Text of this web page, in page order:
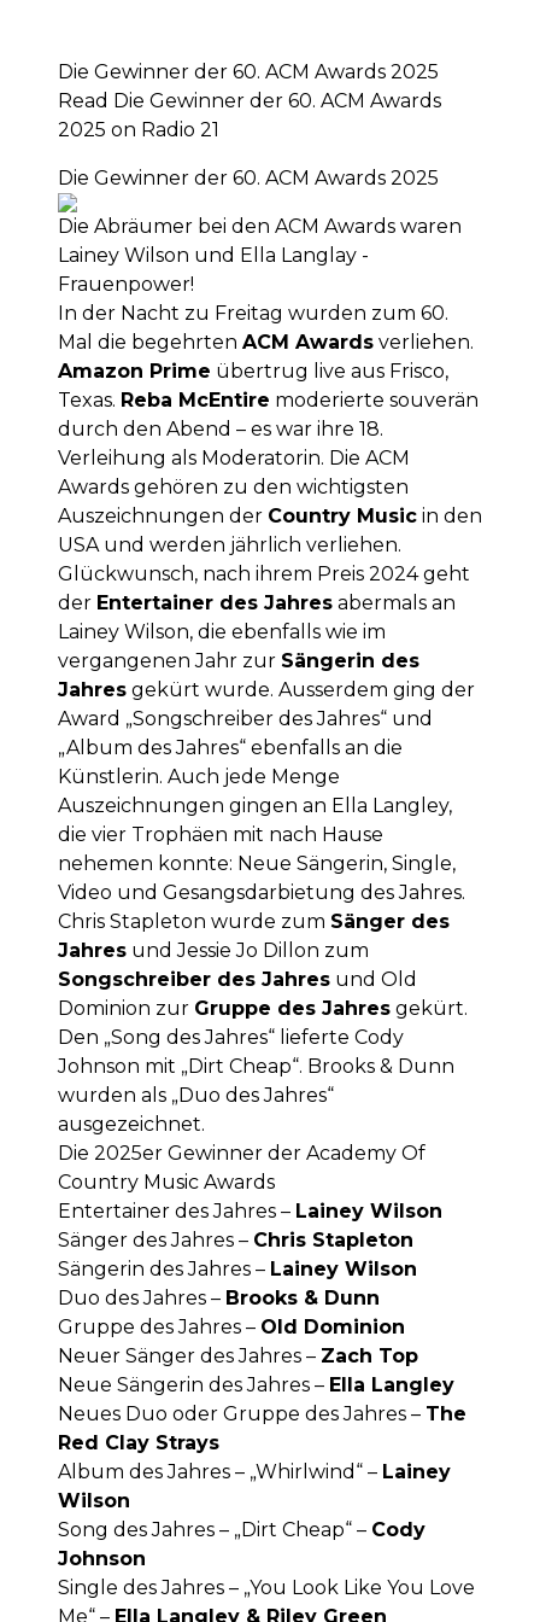
Die Gewinner der 60. ACM Awards 2025
Read Die Gewinner der 60. ACM Awards
2025 on Radio 21
Die Gewinner der 60. ACM Awards 2025
Die Abräumer bei den ACM Awards waren
Lainey Wilson und Ella Langlay -
Frauenpower!
In der Nacht zu Freitag wurden zum 60.
Mal die begehrten ACM Awards verliehen.
Amazon Prime übertrug live aus Frisco,
Texas. Reba McEntire moderierte souverän
durch den Abend – es war ihre 18.
Verleihung als Moderatorin. Die ACM
Awards gehören zu den wichtigsten
Auszeichnungen der Country Music in den
USA und werden jährlich verliehen.
Glückwunsch, nach ihrem Preis 2024 geht
der Entertainer des Jahres abermals an
Lainey Wilson, die ebenfalls wie im
vergangenen Jahr zur Sängerin des
Jahres gekürt wurde. Ausserdem ging der
Award „Songschreiber des Jahres“ und
„Album des Jahres“ ebenfalls an die
Künstlerin. Auch jede Menge
Auszeichnungen gingen an Ella Langley,
die vier Trophäen mit nach Hause
nehemen konnte: Neue Sängerin, Single,
Video und Gesangsdarbietung des Jahres.
Chris Stapleton wurde zum Sänger des
Jahres und Jessie Jo Dillon zum
Songschreiber des Jahres und Old
Dominion zur Gruppe des Jahres gekürt.
Den „Song des Jahres“ lieferte Cody
Johnson mit „Dirt Cheap“. Brooks & Dunn
wurden als „Duo des Jahres“
ausgezeichnet.
Die 2025er Gewinner der Academy Of
Country Music Awards
Entertainer des Jahres – Lainey Wilson
Sänger des Jahres – Chris Stapleton
Sängerin des Jahres – Lainey Wilson
Duo des Jahres – Brooks & Dunn
Gruppe des Jahres – Old Dominion
Neuer Sänger des Jahres – Zach Top
Neue Sängerin des Jahres – Ella Langley
Neues Duo oder Gruppe des Jahres – The
Red Clay Strays
Album des Jahres – „Whirlwind“ – Lainey
Wilson
Song des Jahres – „Dirt Cheap“ – Cody
Johnson
Single des Jahres – „You Look Like You Love
Me“ – Ella Langley & Riley Green